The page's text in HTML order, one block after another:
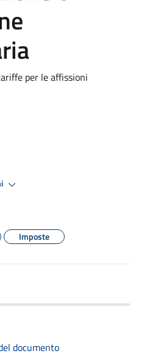
per le affissioni
Imposte
documento